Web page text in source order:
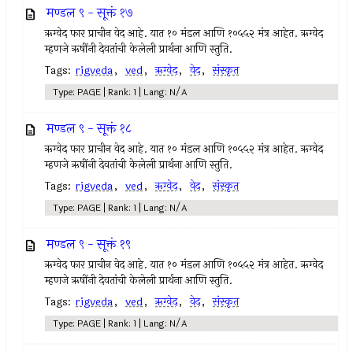
मण्डल ९ - सूक्तं १७
ऋग्वेद फार प्राचीन वेद आहे. यात १० मंडल आणि १०५५२ मंत्र आहेत. ऋग्वेद
म्हणजे ऋषींनी देवतांची केलेली प्रार्थना आणि स्तुति.
Tags: rigveda, ved, ऋग्वेद, वेद, संस्कृत
Type: PAGE | Rank: 1 | Lang: N/A
मण्डल ९ - सूक्तं १८
ऋग्वेद फार प्राचीन वेद आहे. यात १० मंडल आणि १०५५२ मंत्र आहेत. ऋग्वेद
म्हणजे ऋषींनी देवतांची केलेली प्रार्थना आणि स्तुति.
Tags: rigveda, ved, ऋग्वेद, वेद, संस्कृत
Type: PAGE | Rank: 1 | Lang: N/A
मण्डल ९ - सूक्तं १९
ऋग्वेद फार प्राचीन वेद आहे. यात १० मंडल आणि १०५५२ मंत्र आहेत. ऋग्वेद
म्हणजे ऋषींनी देवतांची केलेली प्रार्थना आणि स्तुति.
Tags: rigveda, ved, ऋग्वेद, वेद, संस्कृत
Type: PAGE | Rank: 1 | Lang: N/A